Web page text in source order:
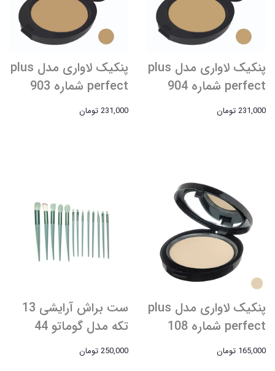
پنکیک لاواری مدل plus
perfect شماره 904
231,000 تومان
پنکیک لاواری مدل plus
perfect شماره 903
231,000 تومان
پنکیک لاواری مدل plus
perfect شماره 108
165,000 تومان
ست براش آرایشی 13
تکه مدل گوماتو 44
250,000 تومان